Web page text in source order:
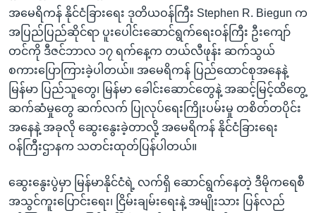
သို့
ကျော်
ရန်
အမေရိကန် နိုင်ငံခြားရေး ဒုတိယဝန်ကြီး Stephen R. Biegun က
အပြည်ပြည်ဆိုင်ရာ ပူးပေါင်းဆောင်ရွက်ရေးဝန်ကြီး ဦးကျော်
တင်ကို ဒီဇင်ဘာလ ၁၇ ရက်နေ့က တယ်လီဖုန်း ဆက်သွယ်
စကားပြောကြားခဲ့ပါတယ်။ အမေရိကန် ပြည်ထောင်စုအနေနဲ့
မြန်မာ ပြည်သူတွေ၊ မြန်မာ ခေါင်းဆောင်တွေနဲ့ အဆင့်မြင့်ထိတွေ့
ဆက်ဆံမှုတွေ ဆက်လက် ပြုလုပ်ရေးကြိုးပမ်းမှု တစိတ်တပိုင်း
အနေနဲ့ အခုလို ဆွေးနွေးခဲ့တာလို့ အမေရိကန် နိုင်ငံခြားရေး
ဝန်ကြီးဌာနက သတင်းထုတ်ပြန်ပါတယ်။
ဆွေးနွေးပွဲမှာ မြန်မာနိုင်ငံရဲ့ လက်ရှိ ဆောင်ရွက်နေတဲ့ ဒီမိုကရေစီ
အသွင်ကူးပြောင်းရေး၊ ငြိမ်းချမ်းရေးနဲ့ အမျိုးသား ပြန်လည်